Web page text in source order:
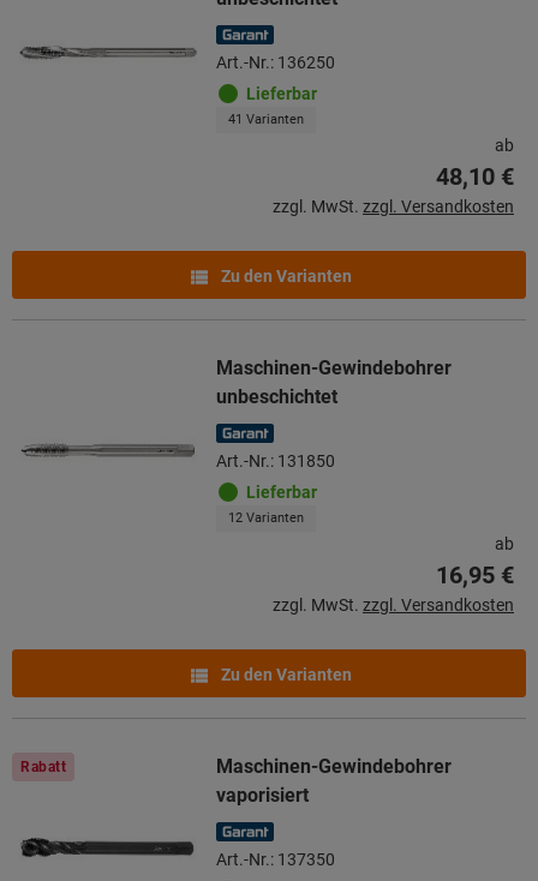
Art.-Nr.: 136250
Lieferbar
41 Varianten
ab
48,10 €
zzgl. MwSt. zzgl. Versandkosten
Zu den Varianten
Maschinen-Gewindebohrer
unbeschichtet
Art.-Nr.: 131850
Lieferbar
12 Varianten
ab
16,95 €
zzgl. MwSt. zzgl. Versandkosten
Zu den Varianten
Rabatt
Maschinen-Gewindebohrer
vaporisiert
Art.-Nr.: 137350